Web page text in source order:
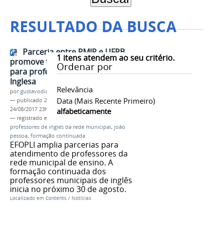
RESULTADO DA BUSCA
1 itens atendem ao seu critério.
Ordenar por
Relevância
Data (mais Recente Primeiro)
alfabeticamente
Parceria entre PMJP e UFPB
promove formação continuada
para professores da Língua
Inglesa
porgustavodias
— publicado 24/08/2017 —última modificação
24/08/2017 23h39
— registrado em:
professores de inglês da rede municipal, joão
pessoa, formação continuada
EFOPLI amplia parcerias para
atendimento de professores da
rede municipal de ensino. A
formação continuada dos
professores municipais de inglês
inicia no próximo 30 de agosto.
Localizado em Contents / Notícias